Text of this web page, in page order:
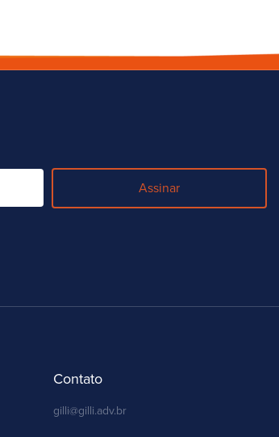
Assinar
Contato
gilli@gilli.adv.br